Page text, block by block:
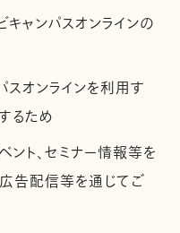
キャンパスオンラインの
スオンラインを利用す
るため
ント、セミナー情報等を
広告配信等を通じてご